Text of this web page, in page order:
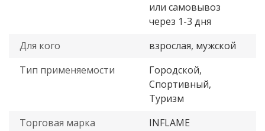
или самовывоз
через 1-3 дня
Для кого
взрослая, мужской
Тип применяемости
Городской,
Спортивный,
Туризм
Торговая марка
INFLAME